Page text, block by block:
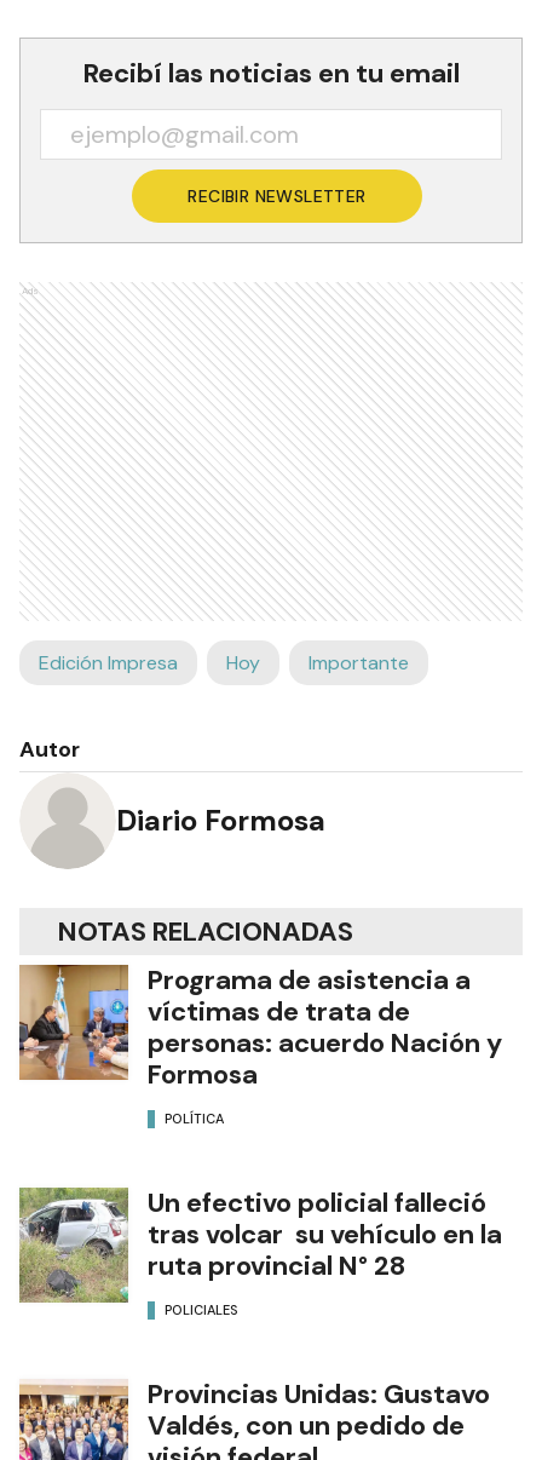
Recibí las noticias en tu email
RECIBIR NEWSLETTER
Ads
Edición Impresa Hoy Importante
Autor
Diario Formosa
NOTAS RELACIONADAS
Programa de asistencia a
víctimas de trata de
personas: acuerdo Nación y
Formosa
POLÍTICA
Un efectivo policial falleció
tras volcar su vehículo en la
ruta provincial N° 28
POLICIALES
Provincias Unidas: Gustavo
Valdés, con un pedido de